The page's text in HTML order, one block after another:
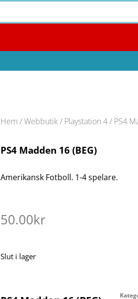
Hem /Webbutik/ Playstation 4/ PS4
PS4 Madden 16 (BEG)
Amerikansk Fotboll. 1-4 spelare.
50.00kr
Slut i lager